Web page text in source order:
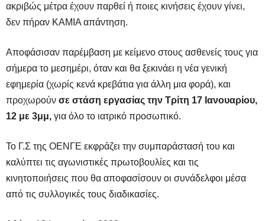
ακριβώς μέτρα έχουν παρθεί ή ποιες κινήσεις έχουν γίνει,
δεν πήραν ΚΑΜΙΑ απάντηση.
Αποφάσισαν παρέμβαση με κείμενο στους ασθενείς τους για
σήμερα το μεσημέρι, όταν και θα ξεκινάει η νέα γενική
εφημερία (χωρίς κενά κρεβάτια για άλλη μια φορά), και
προχωρούν σε στάση εργασίας την Τρίτη 17 Ιανουαρίου,
12 με 3μμ, για όλο το ιατρικό προσωπικό.
Το Γ.Σ της ΟΕΝΓΕ εκφράζει την συμπαράστασή του και
καλύπτει τις αγωνιστικές πρωτοβουλίες και τις
κινητοποιήσεις που θα αποφασίσουν οι συνάδελφοι μέσα
από τις συλλογικές τους διαδικασίες.